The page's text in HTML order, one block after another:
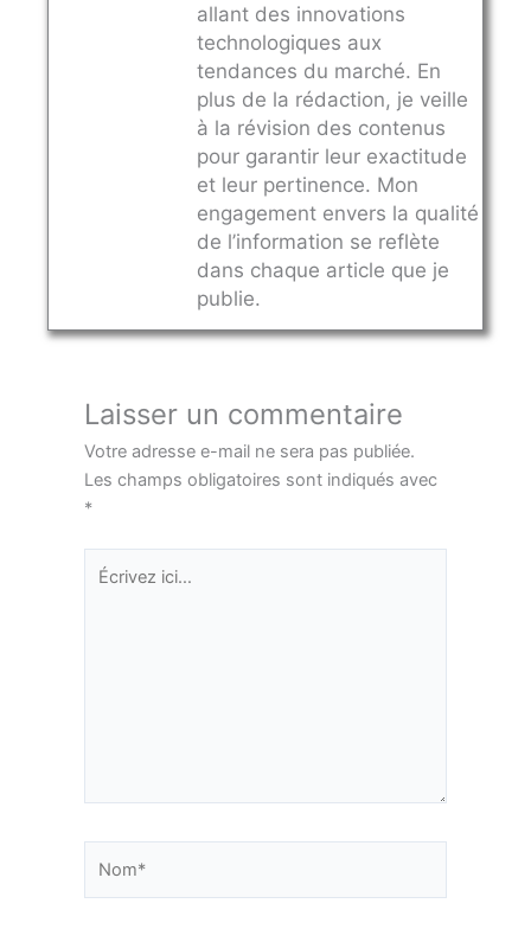
allant des innovations
technologiques aux
tendances du marché. En
plus de la rédaction, je veille
à la révision des contenus
pour garantir leur exactitude
et leur pertinence. Mon
engagement envers la qualité
de l’information se reflète
dans chaque article que je
publie.
Laisser un commentaire
Votre adresse e-mail ne sera pas publiée.
Les champs obligatoires sont indiqués avec
*
Écrivez
ici…